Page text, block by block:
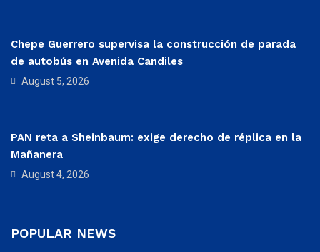
Chepe Guerrero supervisa la construcción de parada
de autobús en Avenida Candiles
August 5, 2026
PAN reta a Sheinbaum: exige derecho de réplica en la
Mañanera
August 4, 2026
POPULAR NEWS